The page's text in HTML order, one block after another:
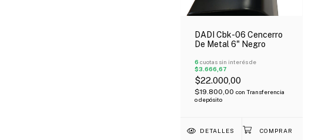
DADI Cbk-06 Cencerro
De Metal 6" Negro
6 cuotas sin interés de
$3.666,67
$22.000,00
$19.800,00 con Transferencia
o depósito
DETALLES